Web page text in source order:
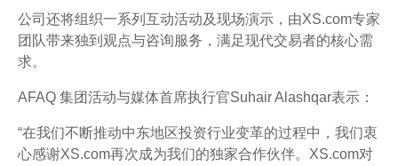
公司还将组织一系列互动活动及现场演示，由XS.com专家
团队带来独到观点与咨询服务，满足现代交易者的核心需
求。
AFAQ 集团活动与媒体首席执行官Suhair Alashqar表示：
“在我们不断推动中东地区投资行业变革的过程中，我们衷
心感谢XS.com再次成为我们的独家合作伙伴。XS.com对